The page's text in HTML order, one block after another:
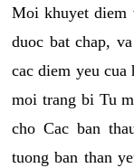
Moi khuyet diem
duoc bat chap,
cac diem yeu cua
moi trang bi Tu
cho Cac ban
tuong ban than